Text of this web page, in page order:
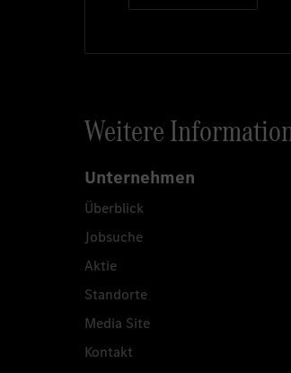
Weitere
Unternehmen
Überblick
Jobsuche
Aktie
Standorte
Media Site
Kontakt